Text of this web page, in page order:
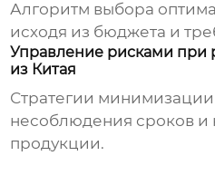
Алгоритм выбора
исходя из бюджета и
Управление рисками при
из Китая
Стратегии
несоблюдения сроков и
продукции.